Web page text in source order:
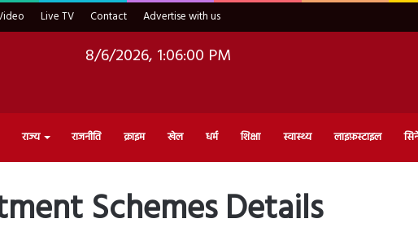
Live TV Contact Advertise with us
8/6/2026, 1:06:01 PM
राज्य राजनीति क्राइम खेल धर्म शिक्षा स्वास्थ्य लाइफ़स्टाइल
Schemes Details